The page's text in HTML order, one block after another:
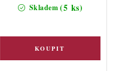
Skladem(5 ks)